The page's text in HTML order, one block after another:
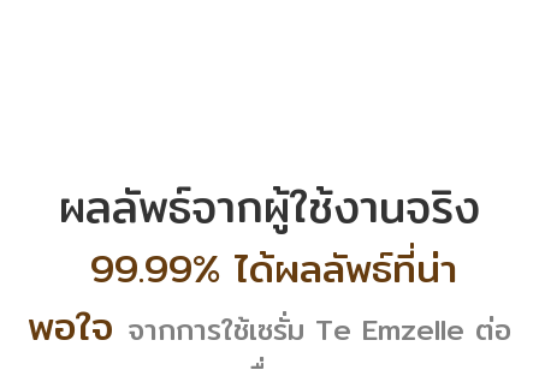
ผลลัพธ์จากผู้ใช้งานจริง
99.99% ได้ผลลัพธ์ที่น่า
พอใจ จากการใช้เซรั่ม Te Emzelle ต่อ